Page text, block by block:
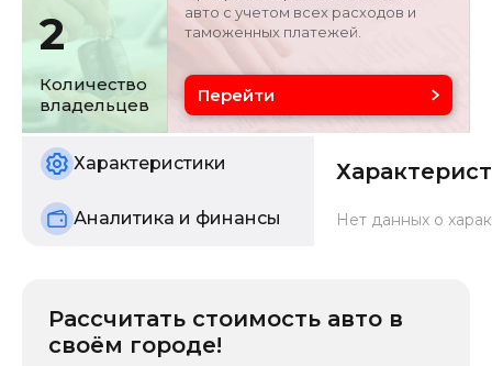
Объём двигателя
2 л
Цвет
Состояние
б/у
2
Количество
владельцев
авто с учетом всех расходов и
таможенных платежей.
Перейти
Характеристики
Аналитика и финансы Нет данных о
Рассчитать стоимость авто в
своём городе!